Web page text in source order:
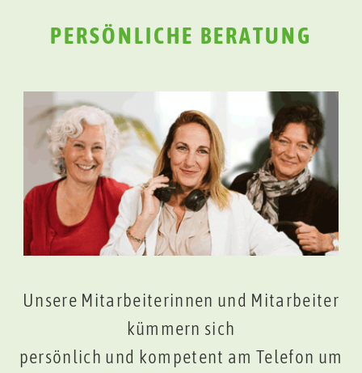
PERSÖNLICHE BERATUNG
Unsere Mitarbeiterinnen und Mitarbeiter
kümmern sich
persönlich und kompetent am Telefon um